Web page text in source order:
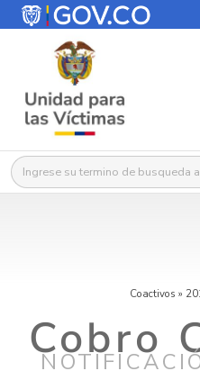
Buscar:
Coactivos »
Cobro